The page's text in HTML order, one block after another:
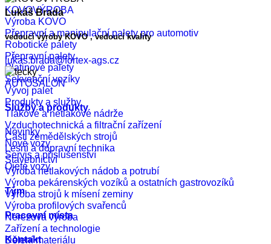
Lukáš Brada
vedoucí výroby KOVO , vedoucí kvality
lukas.brada@fortex-ags.cz
AUTOSALON
Služby a produkty
Novinky
Nové vozy
Servis a příslušenství
Ojeté vozy
Tým
Pracovní místa
Kontakt
KOVOVÝROBA
Výroba KOVO
Přepravní a manipulační palety pro automotiv
Robotické palety
Přepravní palety
Platinové palety
Sekvenční vozíky
Vývoj palet
Produkty a služby
Tlakové a netlakové nádrže
Vzduchotechnická a filtrační zařízení
Části zemědělských strojů
Lesní a dopravní technika
Stavebnictví
Výroba netlakových nádob a potrubí
Výroba pekárenských vozíků a ostatních gastrovozíků
Výroba strojů k mísení zeminy
Výroba profilových svařenců
Nerezová výroba
Zařízení a technologie
Dělení materiálu